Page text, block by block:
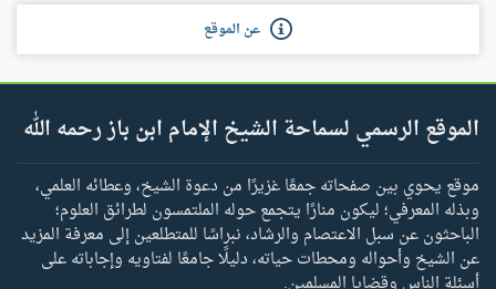
عن الموقع
الموقع الرسمي لسماحة الشيخ الإمام ابن باز رحمه الله
موقع يحوي بين صفحاته جمعًا غزيرًا من دعوة الشيخ، وعطائه العلمي،
وبذله المعرفي؛ ليكون منارًا يتجمع حوله الملتمسون لطرائق العلوم؛
الباحثون عن سبل الاعتصام والرشاد، نبراسًا للمتطلعين إلى معرفة المزيد
عن الشيخ وأحواله ومحطات حياته، دليلًا جامعًا لفتاويه وإجاباته على